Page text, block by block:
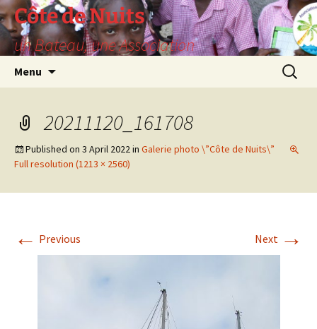
Skip
to
content
Côte de Nuits
un Bateau, une Association
Menu
Search
for:
20211120_161708
Published on 3 April 2022in Galerie photo \”Côte de Nuits\”
Full resolution (1213 × 2560)
← Previous Next →